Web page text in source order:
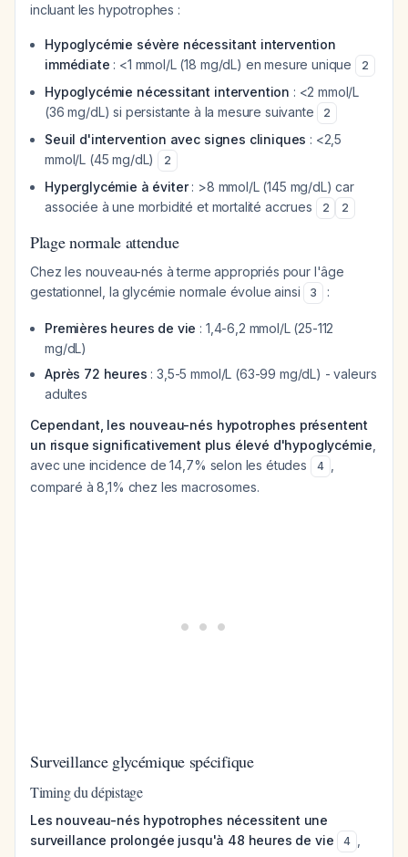
incluant les hypotrophes :
Hypoglycémie sévère nécessitant intervention
immédiate : <1 mmol/L (18 mg/dL) en mesure unique 2
Hypoglycémie nécessitant intervention : <2 mmol/L
(36 mg/dL) si persistante à la mesure suivante
2
Seuil d'intervention avec signes cliniques : <2,5
mmol/L (45 mg/dL)
2
Hyperglycémie à éviter: >8 mmol/L (145 mg/dL) car
associée à une morbidité et mortalité accrues
2 2
Plage normale attendue
Chez les nouveau-nés à terme appropriés pour l'âge
gestationnel, la glycémie normale évolue ainsi
3 :
Premières heures de vie : 1,4-6,2 mmol/L (25-112
mg/dL)
Après 72 heures : 3,5-5 mmol/L (63-99 mg/dL) - valeurs
adultes
Cependant, les nouveau-nés hypotrophes présentent
un risque significativement plus élevé d'hypoglycémie
avec une incidence de 14,7% selon les études
4
comparé à 8,1% chez les macrosomes.
Surveillance glycémique spécifique
Timing du dépistage
Les nouveau-nés hypotrophes nécessitent une
surveillance prolongée jusqu'à 48 heures de vie
4